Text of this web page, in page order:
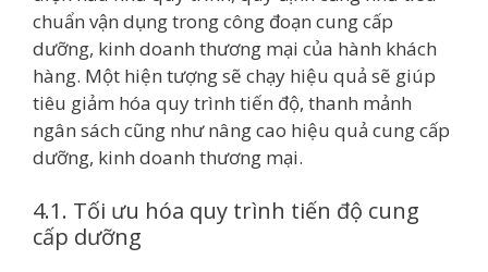
chuẩn vận dụng trong công đoạn cung cấp
dưỡng, kinh doanh thương mại của hành khách
hàng. Một hiện tượng sẽ chạy hiệu quả sẽ giúp
tiêu giảm hóa quy trình tiến độ, thanh mảnh
ngân sách cũng như nâng cao hiệu quả cung cấp
dưỡng, kinh doanh thương mại.
4.1. Tối ưu hóa quy trình tiến độ cung
cấp dưỡng